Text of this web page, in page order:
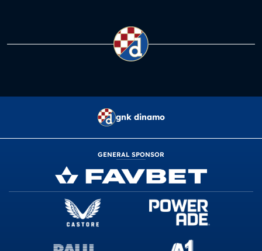
gnk dinamo
GENERAL SPONSOR